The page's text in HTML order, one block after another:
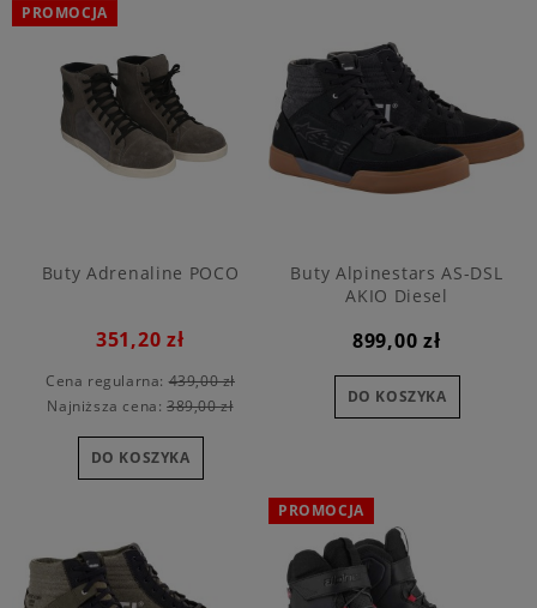
Buty Adrenaline POCO
351,20 zł
Cena regularna:439,00 zł
Najniższa cena:389,00 zł
DO KOSZYKA
PROMOCJA
Buty Alpinestars AS-DSL
AKIO Diesel
899,00 zł
DO KOSZYKA
PROMOCJA